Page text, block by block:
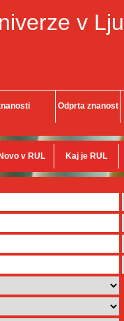
v
Odprta znanost
Novo v RUL Kaj je RUL